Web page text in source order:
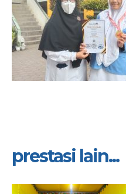
prestasi lain...